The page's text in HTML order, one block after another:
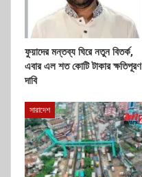
ফুয়াদের মন্তব্য ঘিরে নতুন বিতর্ক,
এবার এল শত কোটি টাকার ক্ষতিপূরণ
দাবি
সারাদেশ